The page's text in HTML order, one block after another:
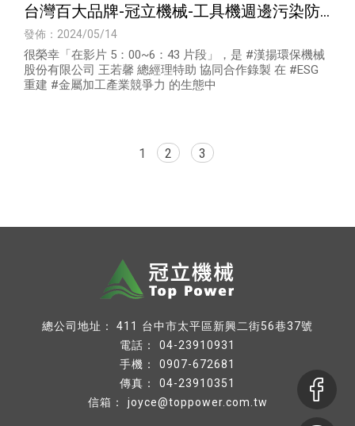
台灣百大品牌-冠立機械-工具機週邊污染防
治設備專業公司
發佈：2024/05/14
很榮幸「在影片 5：00~6：43 片段」，是 #漢揚環保機械
股份有限公司 王若馨 總經理特助 協同合作錄製 在 #ESG
重建 #金屬加工產業競爭力 的生態中
1 2 3
台中市太平區新興二街56巷37號
04-23910931
0907-672681
04-23910351
joyce@toppower.com.tw